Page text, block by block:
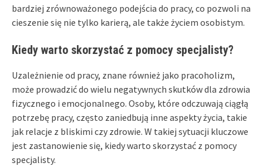
bardziej zrównoważonego podejścia do pracy, co pozwoli na
cieszenie się nie tylko karierą, ale także życiem osobistym.
Kiedy warto skorzystać z pomocy specjalisty?
Uzależnienie od pracy, znane również jako pracoholizm,
może prowadzić do wielu negatywnych skutków dla zdrowia
fizycznego i emocjonalnego. Osoby, które odczuwają ciągłą
potrzebę pracy, często zaniedbują inne aspekty życia, takie
jak relacje z bliskimi czy zdrowie. W takiej sytuacji kluczowe
jest zastanowienie się, kiedy warto skorzystać z pomocy
specjalisty.